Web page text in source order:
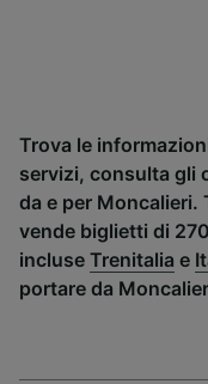
Trova le
servizi, consulta gli
da e per Moncalieri.
vende biglietti di
incluse Trenitalia e
portare da